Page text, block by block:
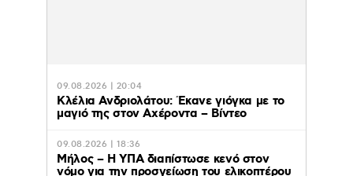
09.08.2026 | 20:04
Κλέλια Ανδριολάτου: Έκανε γιόγκα με το
μαγιό της στον Αχέροντα – Βίντεο
09.08.2026 | 18:36
Μήλος – Η ΥΠΑ διαπίστωσε κενό στον
νόμο για την προσγείωση του ελικοπτέρου